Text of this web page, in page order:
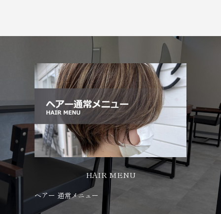
HAIR MENU
ヘアー 通常メニュー